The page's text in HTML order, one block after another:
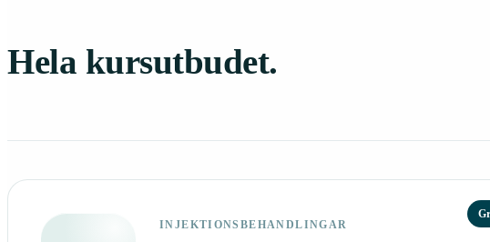
Hela kursutbudet.
INJEKTIONSBEHANDLINGAR